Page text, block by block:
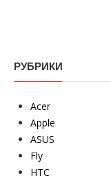
РУБРИКИ
Acer
Apple
ASUS
Fly
HTC